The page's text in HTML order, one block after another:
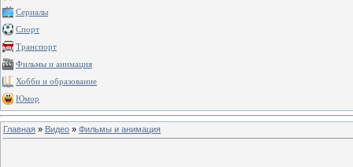
Сериалы
Спорт
Транспорт
Фильмы и анимация
Хобби и образование
Юмор
Главная » Видео » Фильмы и анимация